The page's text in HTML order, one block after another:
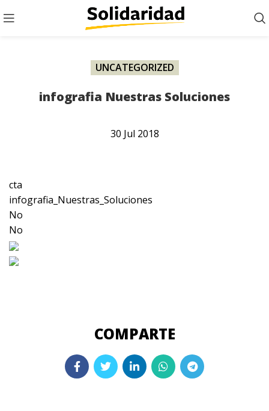
UNCATEGORIZED
infografia Nuestras Soluciones
30 Jul 2018
cta
infografia_Nuestras_Soluciones
No
No